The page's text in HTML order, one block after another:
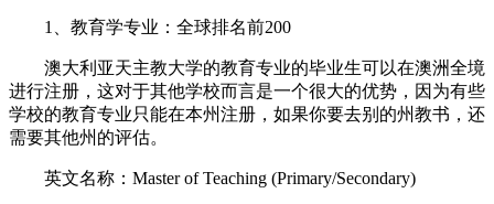
1、教育学专业：全球排名前200
澳大利亚天主教大学的教育专业的毕业生可以在澳洲全境
进行注册，这对于其他学校而言是一个很大的优势，因为有些
学校的教育专业只能在本州注册，如果你要去别的州教书，还
需要其他州的评估。
英文名称：Master of Teaching (Primary/Secondary)